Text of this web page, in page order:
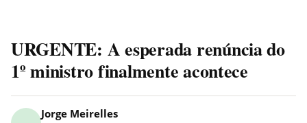
URGENTE: A esperada renúncia do
1º ministro finalmente acontece
Jorge Meirelles